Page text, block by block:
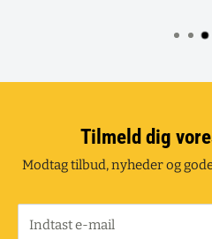
Tilmeld dig
Modtag tilbud, nyheder og
Indtast e-mail